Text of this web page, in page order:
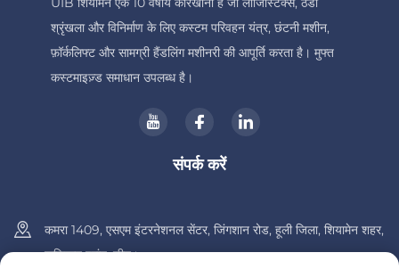
श्रृंखला और विनिर्माण के लिए कस्टम परिवहन यंत्र, छंटनी मशीन,
फ़ॉर्कलिफ्ट और सामग्री हैंडलिंग मशीनरी की आपूर्ति करता है। मुफ्त
कस्टमाइज़्ड समाधान उपलब्ध है।
संपर्क करें
कमरा 1409, एसएम इंटरनेशनल सेंटर, जिंगशान रोड, हूली जिला, शियामेन शहर,
फ़ुज़ियान प्रांत, चीन।